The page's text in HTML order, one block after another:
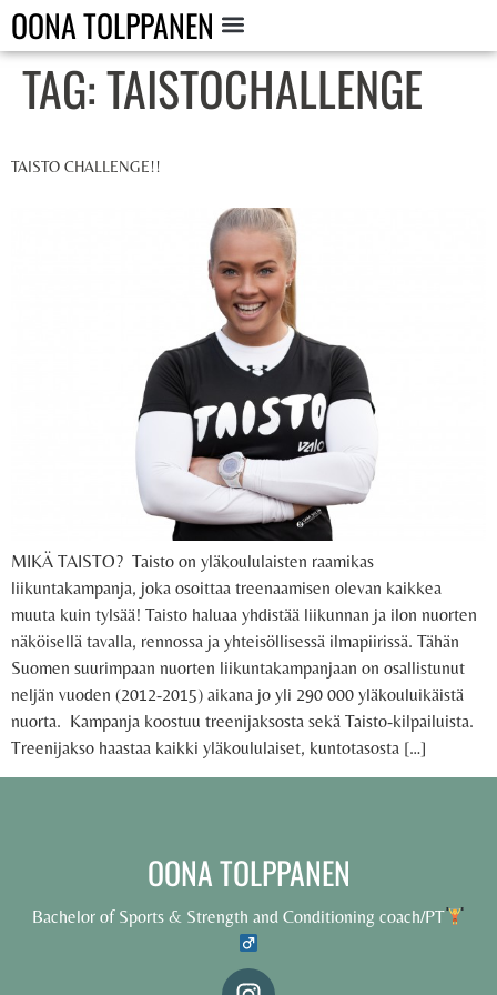
OONA TOLPPANEN
TAG:TAISTOCHALLENGE
TAISTO CHALLENGE!!
MIKÄ TAISTO? Taisto on yläkoululaisten raamikas
liikuntakampanja, joka osoittaa treenaamisen olevan kaikkea
muuta kuin tylsää! Taisto haluaa yhdistää liikunnan ja ilon nuorten
näköisellä tavalla, rennossa ja yhteisöllisessä ilmapiirissä. Tähän
Suomen suurimpaan nuorten liikuntakampanjaan on osallistunut
neljän vuoden (2012-2015) aikana jo yli 290 000 yläkouluikäistä
nuorta. Kampanja koostuu treenijaksosta sekä Taisto-kilpailuista.
Treenijakso haastaa kaikki yläkoululaiset, kuntotasosta […]
OONA TOLPPANEN
Bachelor of Sports & Strength and Conditioning coach/PT